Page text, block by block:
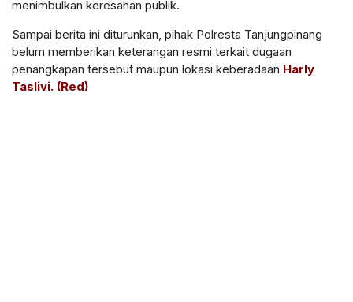
menimbulkan keresahan publik.
Sampai berita ini diturunkan, pihak Polresta Tanjungpinang
belum memberikan keterangan resmi terkait dugaan
penangkapan tersebut maupun lokasi keberadaan Harly
Taslivi. (Red)